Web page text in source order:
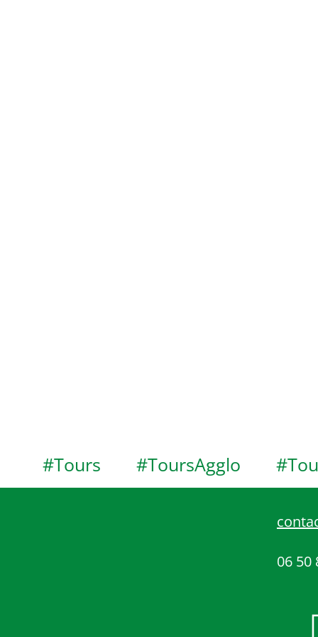
#Tours #ToursAgglo
06 50